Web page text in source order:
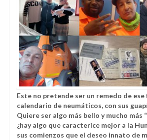
Este no pretende ser un remedo de ese
calendario de neumáticos, con sus
Quiere ser algo más bello y mucho más
¿hay algo que caracterice mejor a la
sus comienzos que el deseo innato de